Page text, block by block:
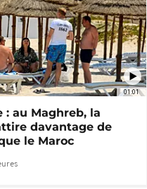
01:01
: au Maghreb, la
davantage de
le Maroc